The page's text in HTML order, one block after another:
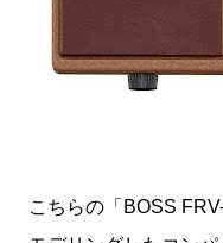
こちらの「BOSS